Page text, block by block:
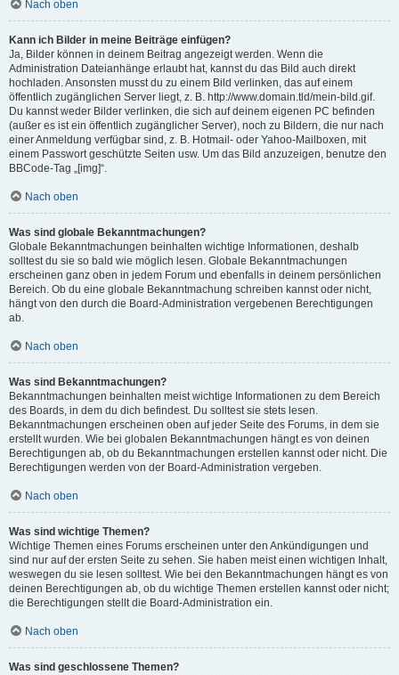
Nach oben
Kann ich Bilder in meine Beiträge einfügen?
Ja, Bilder können in deinem Beitrag angezeigt werden. Wenn die
Administration Dateianhänge erlaubt hat, kannst du das Bild auch direkt
hochladen. Ansonsten musst du zu einem Bild verlinken, das auf einem
öffentlich zugänglichen Server liegt, z. B. http://www.domain.tld/mein-bild.gif.
Du kannst weder Bilder verlinken, die sich auf deinem eigenen PC befinden
(außer es ist ein öffentlich zugänglicher Server), noch zu Bildern, die nur nach
einer Anmeldung verfügbar sind, z. B. Hotmail- oder Yahoo-Mailboxen, mit
einem Passwort geschützte Seiten usw. Um das Bild anzuzeigen, benutze den
BBCode-Tag „[img]“.
Nach oben
Was sind globale Bekanntmachungen?
Globale Bekanntmachungen beinhalten wichtige Informationen, deshalb
solltest du sie so bald wie möglich lesen. Globale Bekanntmachungen
erscheinen ganz oben in jedem Forum und ebenfalls in deinem persönlichen
Bereich. Ob du eine globale Bekanntmachung schreiben kannst oder nicht,
hängt von den durch die Board-Administration vergebenen Berechtigungen
ab.
Nach oben
Was sind Bekanntmachungen?
Bekanntmachungen beinhalten meist wichtige Informationen zu dem Bereich
des Boards, in dem du dich befindest. Du solltest sie stets lesen.
Bekanntmachungen erscheinen oben auf jeder Seite des Forums, in dem sie
erstellt wurden. Wie bei globalen Bekanntmachungen hängt es von deinen
Berechtigungen ab, ob du Bekanntmachungen erstellen kannst oder nicht. Die
Berechtigungen werden von der Board-Administration vergeben.
Nach oben
Was sind wichtige Themen?
Wichtige Themen eines Forums erscheinen unter den Ankündigungen und
sind nur auf der ersten Seite zu sehen. Sie haben meist einen wichtigen Inhalt,
weswegen du sie lesen solltest. Wie bei den Bekanntmachungen hängt es von
deinen Berechtigungen ab, ob du wichtige Themen erstellen kannst oder nicht;
die Berechtigungen stellt die Board-Administration ein.
Nach oben
Was sind geschlossene Themen?